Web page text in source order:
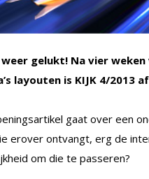
gelukt! Na vier
layouten is KIJK 4/2013
gaat over een
erover ontvangt, erg de
om die te passeren?